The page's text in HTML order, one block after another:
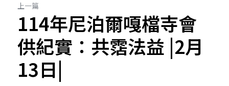
上一篇
114年尼泊爾嘎檔寺會
供紀實：共霑法益 |2月
13日|